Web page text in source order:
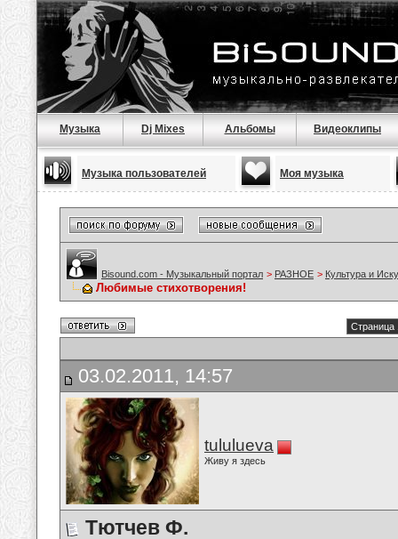
Музыка Dj Mixes Альбомы Видеоклипы
Музыка пользователей Моя музыка
Bisound.com - Музыкальный портал > РАЗНОЕ > Культура и
Любимые стихотворения!
Страница
03.02.2011, 14:57
tululueva
Живу я здесь
Тютчев Ф.